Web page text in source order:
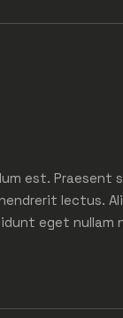
est. Praesent
lectus.
eget nullam